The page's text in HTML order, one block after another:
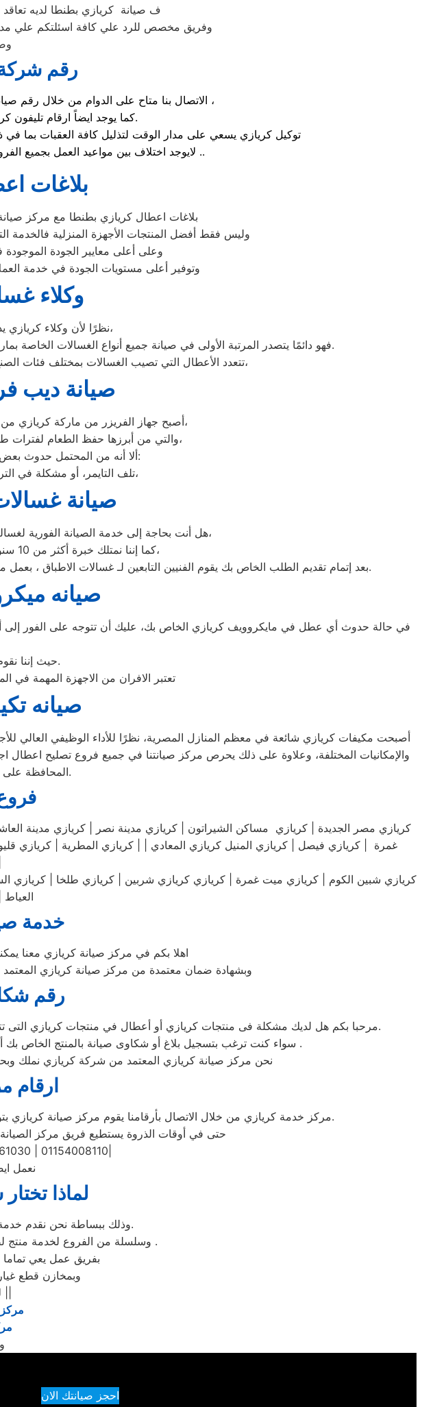
ف صيانة كريازي بطنطا لديه
وفريق مخصص للرد علي كافة اسئلتكم علي مدار 24 ساعة في حالة طلب مساعدتنا نعمل علي توصيل
رقم
الاتصال بنا متاح على الدوام من خلال رقم صيانة كريازي الارضي او بالضغط علي ايقونة الهاتف ثم الاتصال ،
كما يوجد ايضاً ارقام تليفون كريازي الموجودة بصفحة التواصل مع عملائنا.
توكيل كريازي يسعي على مدار الوقت لتذليل كافة العقبات بما
لايوجد اختلاف بين مواعيد العمل بجميع الفروع المتواجد بالمدن والمحافظات نهدف دائماً لراحة عملائنا ..
بلاغات
بلاغات اعطال كريازي بطنطا مع مركز
وليس فقط أفضل المنتجات الأجهزة المنزلية
وعلى أعلى معايير الجودة
وتوفير أعلى مستويات الجودة في خدمة
وكلاء
نظرًا لأن وكلاء كريازي يدرك جيدًا ما يحتاجه العملاء بمحافظة طنطا،
فهو دائمًا يتصدر المرتبة الأولى في صيانة جميع أنواع الغسالات الخاصة بماركة صيانه كريازي طنطا تحت أيدي أنسب طنطا، مع مراعاة توفير أفضل خدمات الدعم الفنى.
تتعدد الأعطال التي تصيب الغسالات بمختلف فئات الصنع والنوع من غسالات اوتوماتيك، واخرى فوق اوتوماتيك، والنصف اتوماتيك،
صيانة ديب
أصبح جهاز الفريزر من ماركة كريازي من الأجهزة الضرورية داخل كافة البيوت، وفقًا لمميزاته العديدة،
والتي من أبرزها حفظ الطعام لفترات طويلة، وتعدد موديلاته المختلفة، وبالرغم من مميزاته العديدة،
ألا أنه من المحتمل حدوث بعض الأعطال التي تتطلب الصيانة، ومن هذه الأعطال:
تلف التايمر، أو مشكلة في الترموستات، أو السخان، أو عطل بالدائرة الكهربائية،
صيانة
هل أنت بحاجة إلى خدمة الصيانة الفورية لغسالة الأطباق لديك؟ نحن نمنحك خدمة الصيانة الفورية التي ترغب بها،
كما إننا نمتلك خبرة أكثر من 10 سنوات في خدمات إصلاحات كافة أنواع غسالات الأطباق،
بعد إتمام تقديم الطلب الخاص بك يقوم الفنيين التابعين لـ غسالات الاطباق ، بعمل معاينة بالمنزل لتحديد العطل، ثم القيام ب اصلاح غسالات اطباق كريازي دون سحب الجهاز إلى الوكلاء.
صيانه
في حالة حدوث أي عطل في مايكروويف كريازي الخاص بك، عليك أن تتوجه على الفور
حيث إننا نقوم بعمل الإصلاحات داخل منزلك.
تعتبر الافران من الاجهزة المهمة
صيانه
أصبحت مكيفات كريازي شائعة في معظم المنازل المصرية، نظرًا للأداء الوظيفي العالي
والإمكانيات المختلفة، وعلاوة على ذلك يحرص مركز صيانتنا في جميع فروع تصليح اعطال
المحافظة على التكييف، من نصائح وصيانة دورية.
غمرة | كريازي فيصل | كريازي المنيل كريازي المعادي | | كريازي المطرية | كريازي
كريازي شبين الكوم | كريازي ميت غمرة | كريازي كريازي شربين | كريازي طلخا | كريازي
خدمة
اهلا بكم في مركز صيانة كريازي معنا
وبشهادة ضمان معتمدة من مركز صيانة كريازي المعتمد
رقم
مرحبا بكم هل لديك مشكلة فى منتجات كريازي أو أعطال في منتجات كريازي التى تتطلب الدعم الفنى أو هل لديك سؤال؟ يمكننا المساعدة بسهولة لاننا أفضل خدمة عملاء صيانة فى مصر.
سواء كنت ترغب بتسجيل بلاغ أو شكاوى صيانة بالمنتج الخاص بك أو التواصل مع أحد ممثلي خدمة العملاء أو طلب خدمة صيانة الخاصة بمنتجات كريازي .
نحن مركز صيانة كريازي المعتمد من شركة كريازي نملك
ارقام
مركز خدمة كريازي من خلال الاتصال بأرقامنا يقوم مركز صيانة كريازي بتوحيد كل الخدمات في مكان واحد وفي أسرع وقت كخدمات مابعد البيع والمبيعات والشكاوي.
حتى في أوقات الذروة يستطيع فريق مركز الصيانة
| 01154008110|
نعمل
لماذا
وذلك ببساطة نحن نقدم خدمة الصيانة محترفة من خلال مركز رئيسي بطنطا.
وسلسلة من الفروع لخدمة منتج لصيانة ثلاجاتات كريازي فوق اوتوماتيك وتحميل امامي .
بفريق عمل يعي تماما
وبمخازن قطع
مركز
احجز صيانتك الان